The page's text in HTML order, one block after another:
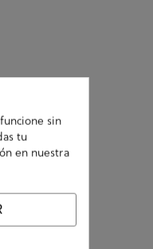
sin
tu
en nuestra